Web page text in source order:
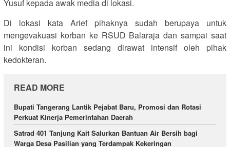
Yusuf kepada awak media di lokasi.
Di lokasi kata Arief pihaknya sudah berupaya untuk
mengevakuasi korban ke RSUD Balaraja dan sampai saat
ini kondisi korban sedang dirawat intensif oleh pihak
kedokteran.
READ MORE
Bupati Tangerang Lantik Pejabat Baru, Promosi dan Rotasi
Perkuat Kinerja Pemerintahan Daerah
Satrad 401 Tanjung Kait Salurkan Bantuan Air Bersih bagi
Warga Desa Pasilian yang Terdampak Kekeringan